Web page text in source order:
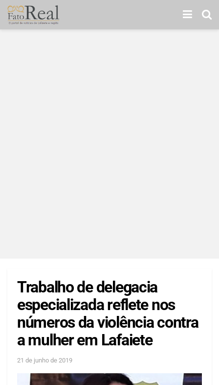
Trabalho de delegacia
especializada reflete nos
números da violência contra
a mulher em Lafaiete
21 de junho de 2019